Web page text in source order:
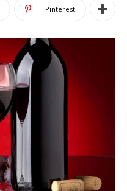
Pinterest